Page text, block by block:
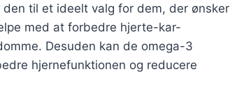
til et ideelt valg for dem, der ønsker
med at forbedre hjerte-kar-
Desuden kan de omega-3
hjernefunktionen og reducere